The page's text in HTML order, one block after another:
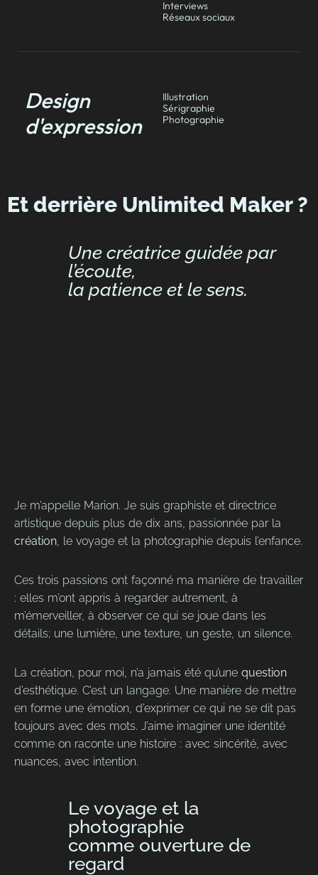
Interviews
Réseaux sociaux
Design
d'expression
Illustration
Sérigraphie
Photographie
Et derrière Unlimited Maker ?
Une créatrice guidée par
l’écoute,
la patience et le sens.
Je m’appelle Marion. Je suis graphiste et directrice
artistique depuis plus de dix ans, passionnée par la
création, le voyage et la photographie depuis l’enfance.
Ces trois passions ont façonné ma manière de travailler
: elles m’ont appris à regarder autrement, à
m’émerveiller, à observer ce qui se joue dans les
détails; une lumière, une texture, un geste, un silence.
La création, pour moi, n’a jamais été qu’une question
d’esthétique. C’est un langage. Une manière de mettre
en forme une émotion, d’exprimer ce qui ne se dit pas
toujours avec des mots. J’aime imaginer une identité
comme on raconte une histoire : avec sincérité, avec
nuances, avec intention.
Le voyage et la
photographie
comme ouverture de
regard